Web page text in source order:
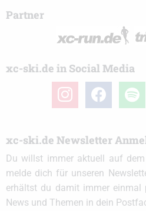
Partner
xc-ski.de in Social Media
instagramfacebook spotify
xc-ski.de Newsletter
Du willst immer aktuell auf
melde dich für unseren
erhältst du damit immer einmal
News und Themen in dein